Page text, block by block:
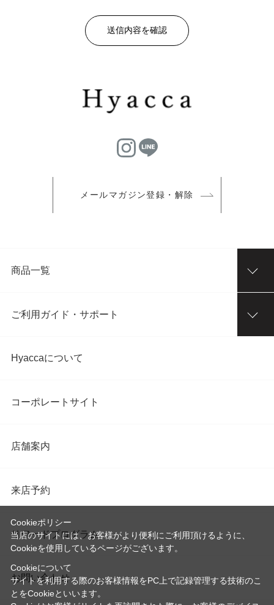
メールマガジン登録・解除
商品一覧
ご利用ガイド・サポート
Hyaccaについて
コーポレートサイト
店舗案内
来店予約
リワードプログラム
お問い合わせ
Cookieポリシー
当店のサイトには、お客様がより便利にご利用頂けるように、
Cookieを使用しているページがございます。
Cookieについて
サイトを利用する際のお客様情報をPC上で記録管理する技術のこ
とをCookieといいます。